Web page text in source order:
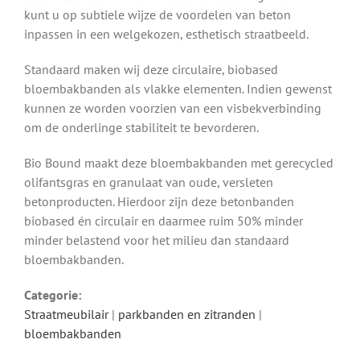
kunt u op subtiele wijze de voordelen van beton
inpassen in een welgekozen, esthetisch straatbeeld.
Standaard maken wij deze circulaire, biobased
bloembakbanden als vlakke elementen. Indien gewenst
kunnen ze worden voorzien van een visbekverbinding
om de onderlinge stabiliteit te bevorderen.
Bio Bound maakt deze bloembakbanden met gerecycled
olifantsgras en granulaat van oude, versleten
betonproducten. Hierdoor zijn deze betonbanden
biobased én circulair en daarmee ruim 50% minder
minder belastend voor het milieu dan standaard
bloembakbanden.
Categorie:
Straatmeubilair| parkbanden en zitranden |
bloembakbanden